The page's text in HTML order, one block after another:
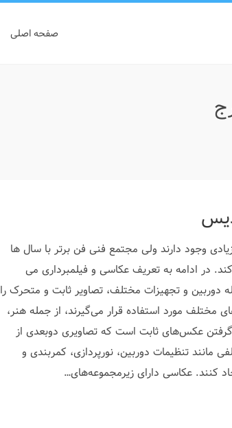
صفحه اصلی
وجود دارند ولی مجتمع فنی فن برتر با سال ها
در ادامه به تعریف عکاسی و فیلمبرداری می
دوربین و تجهیزات مختلف، تصاویر ثابت و متحرک را
مورد استفاده قرار می‌گیرند، از جمله هنر،
گرفتن عکس‌های ثابت است که تصاویری دوبعدی از
تنظیمات دوربین، نورپردازی، کمربندی و
کنند. عکاسی دارای زیرمجموعه‌های…